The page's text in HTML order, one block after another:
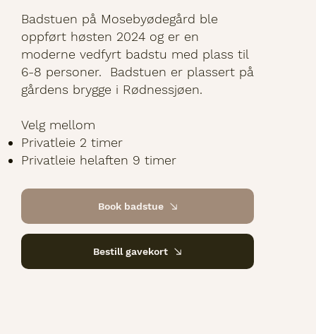
Badstuen på Mosebyødegård ble
oppført høsten 2024 og er en
moderne vedfyrt badstu med plass til
6-8 personer. Badstuen er plassert på
gårdens brygge i Rødnessjøen.
Velg mellom
Privatleie 2 timer
Privatleie helaften 9 timer
Book badstue
Bestill gavekort